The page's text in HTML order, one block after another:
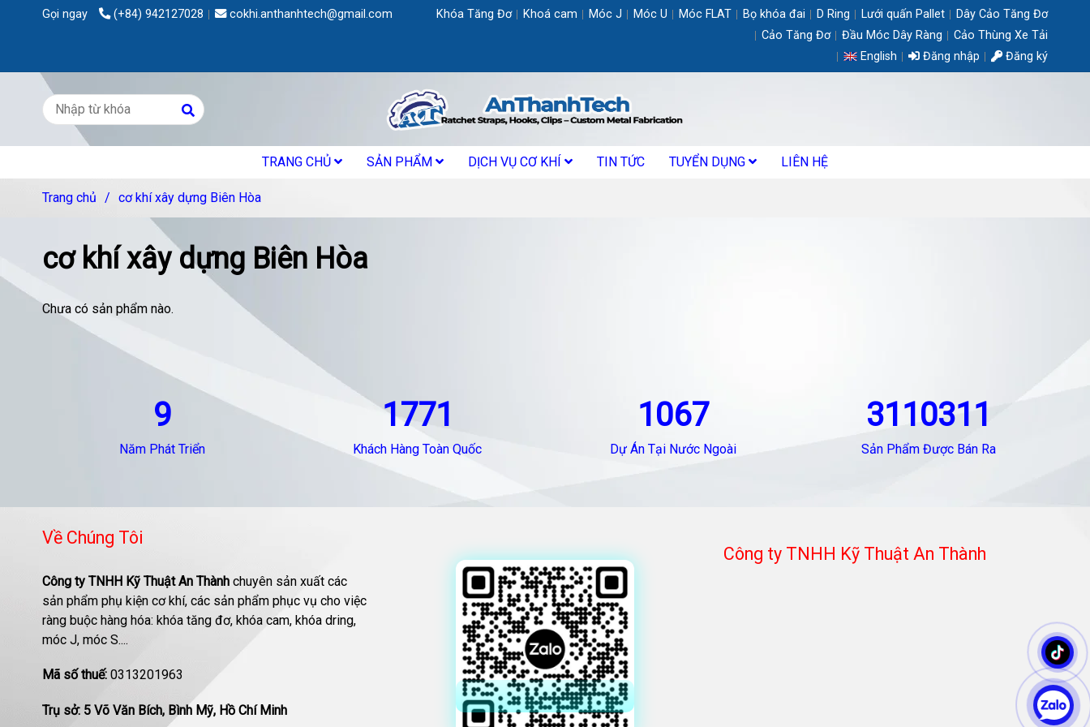
Gọi ngay (+84) 942127028 cokhi.anthanhtech@gmail.com Khóa Tăng Đơ Khoá cam Móc J Móc U Móc FLAT Bọ khóa đai D Ring Lưới quấn Pallet
Dây Cảo Tăng Đơ
Cảo Tăng Đơ
Đầu Móc Dây Ràng
Cảo Thùng Xe Tải
English
Đăng nhập Đăng ký
TRANG CHỦ SẢN PHẨM DỊCH VỤ CƠ KHÍ TIN TỨC TUYỂN DỤNG LIÊN HỆ
Trang chủ / cơ khí xây dựng Biên Hòa
cơ khí xây dựng Biên Hòa
Chưa có sản phẩm nào.
9
Năm Phát Triển
1771
Khách Hàng Toàn Quốc
1067
Dự Án Tại Nước Ngoài
3110311
Sản Phẩm Được Bán Ra
Về Chúng Tôi
Công ty TNHH Kỹ Thuật An Thành chuyên sản xuất các
sản phẩm phụ kiện cơ khí, các sản phẩm phục vụ cho việc
ràng buộc hàng hóa: khóa tăng đơ, khóa cam, khóa dring,
móc J, móc S....
Mã số thuế: 0313201963
Trụ sở: 5 Võ Văn Bích, Bình Mỹ, Hồ Chí Minh
Công ty TNHH Kỹ Thuật An Thành